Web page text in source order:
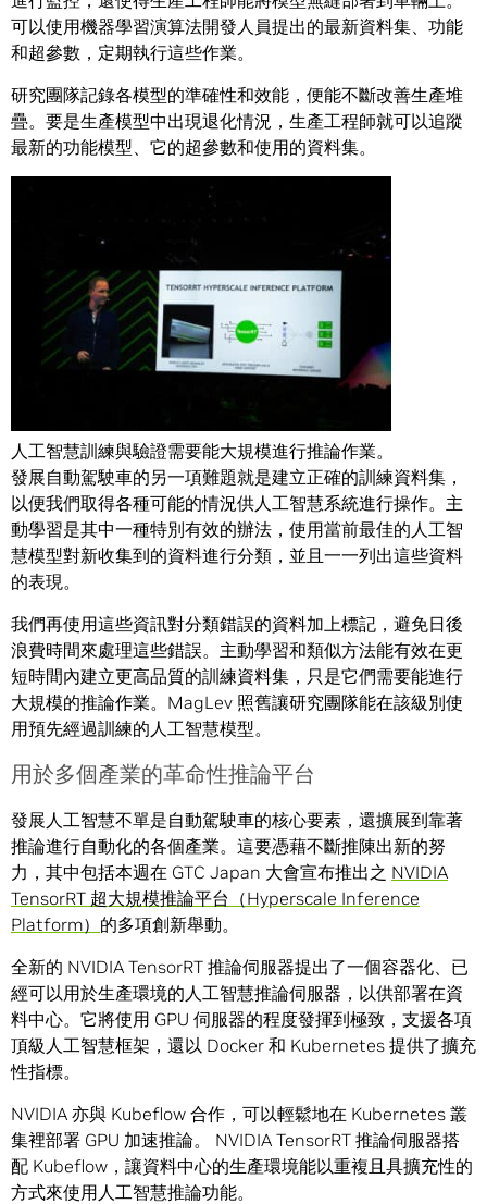
可以使用機器學習演算法開發人員提出的最新資料集、功能
和超參數，定期執行這些作業。
研究團隊記錄各模型的準確性和效能，便能不斷改善生產堆
疊。要是生產模型中出現退化情況，生產工程師就可以追蹤
最新的功能模型、它的超參數和使用的資料集。
人工智慧訓練與驗證需要能大規模進行推論作業。
發展自動駕駛車的另一項難題就是建立正確的訓練資料集，
以便我們取得各種可能的情況供人工智慧系統進行操作。主
動學習是其中一種特別有效的辦法，使用當前最佳的人工智
慧模型對新收集到的資料進行分類，並且一一列出這些資料
的表現。
我們再使用這些資訊對分類錯誤的資料加上標記，避免日後
浪費時間來處理這些錯誤。主動學習和類似方法能有效在更
短時間內建立更高品質的訓練資料集，只是它們需要能進行
大規模的推論作業。MagLev 照舊讓研究團隊能在該級別使
用預先經過訓練的人工智慧模型。
用於多個產業的革命性推論平台
發展人工智慧不單是自動駕駛車的核心要素，還擴展到靠著
推論進行自動化的各個產業。這要憑藉不斷推陳出新的努
力，其中包括本週在 GTC Japan 大會宣布推出之 NVIDIA
TensorRT 超大規模推論平台（Hyperscale Inference
Platform） 的多項創新舉動。
全新的 NVIDIA TensorRT 推論伺服器提出了一個容器化、已
經可以用於生產環境的人工智慧推論伺服器，以供部署在資
料中心。它將使用 GPU 伺服器的程度發揮到極致，支援各項
頂級人工智慧框架，還以 Docker 和 Kubernetes 提供了擴充
性指標。
NVIDIA 亦與 Kubeflow 合作，可以輕鬆地在 Kubernetes 叢
集裡部署 GPU 加速推論。 NVIDIA TensorRT 推論伺服器搭
配 Kubeflow，讓資料中心的生產環境能以重複且具擴充性的
方式來使用人工智慧推論功能。